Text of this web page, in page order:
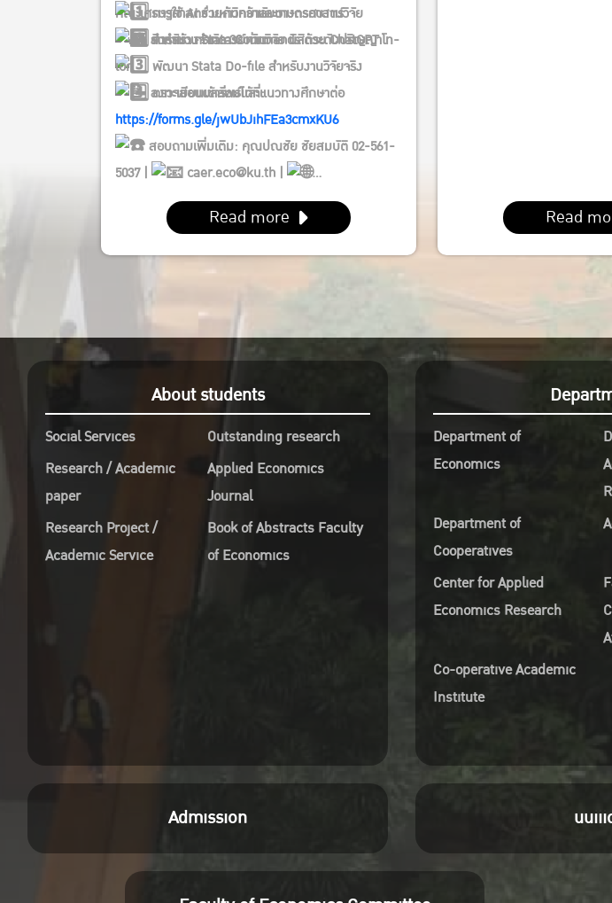
คณะเศรษฐศาสตร์ มหาวิทยาลัยเกษตรศาสตร์
รับจำนวนจำกัด 30 ท่าน
การใช้ AI ช่วยค้นคว้าและวางกรอบงานวิจัย
การสร้าง Stata Commands ด้วย ChatGPT
พัฒนา Stata Do-file สำหรับงานวิจัยจริง
ตรวจสอบผลลัพธ์และแนวทางศึกษาต่อ
สำหรับ: คณาจารย์ นักวิจัย นิสิตระดับปริญญาโท-
เอก
ลงทะเบียนเข้าร่วมได้ที่:
https://forms.gle/jwUbJihFEa3cmxKU6
สอบถามเพิ่มเติม: คุณปณชัย ชัยสมบัติ 02-561-
5037 |
caer.eco@ku.th |
https://caer.eco.ku.ac.th/
Read more Read
About students
Social Services
Outstanding research
Research / Academic
paper
Applied Economics
Journal
Research Project /
Academic Service
Book of Abstracts Faculty
of Economics
Department of
Economics
Department of
Cooperatives
Center for Applied
Economics Research
Co-operative Academic
Institute
Admission